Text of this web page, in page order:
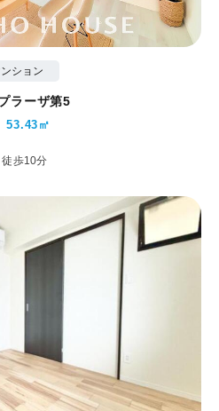
ション
ラーザ第5
53.43㎡
歩10分